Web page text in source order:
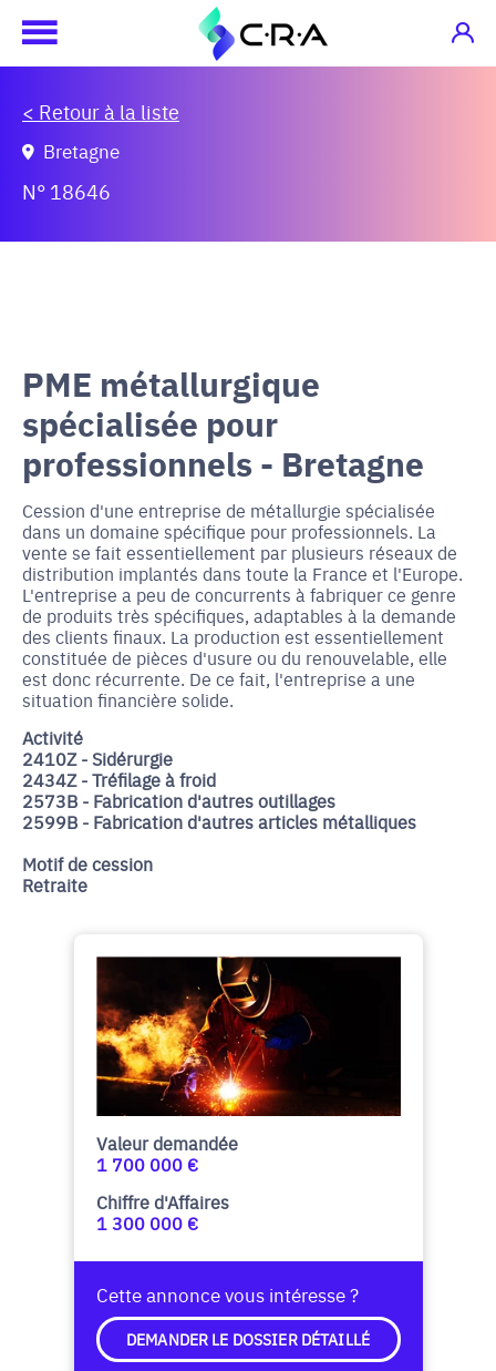
< Retour à la liste
N° 18646
Bretagne
PME métallurgique
spécialisée pour
professionnels - Bretagne
Cession d'une entreprise de métallurgie spécialisée
dans un domaine spécifique pour professionnels. La
vente se fait essentiellement par plusieurs réseaux de
distribution implantés dans toute la France et l'Europe.
L'entreprise a peu de concurrents à fabriquer ce genre
de produits très spécifiques, adaptables à la demande
des clients finaux. La production est essentiellement
constituée de pièces d'usure ou du renouvelable, elle
est donc récurrente. De ce fait, l'entreprise a une
situation financière solide.
Activité
2410Z - Sidérurgie
2434Z - Tréfilage à froid
2573B - Fabrication d'autres outillages
2599B - Fabrication d'autres articles métalliques
Motif de cession
Retraite
Valeur demandée
1 700 000 €
Chiffre d'Affaires
1 300 000 €
Cette annonce vous intéresse ?
DEMANDER LE DOSSIER DÉTAILLÉ